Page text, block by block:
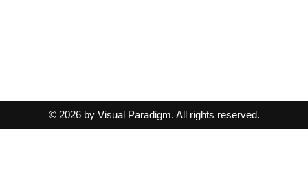
© 2026 by Visual Paradigm. All rights reserved.